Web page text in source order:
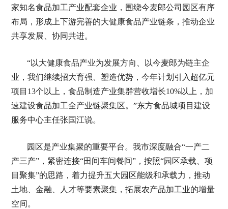
家知名食品加工产业配套企业，围绕今麦郎公司园区有序
布局，形成上下游完善的大健康食品产业链条，推动企业
共享发展、协同共进。
“以大健康食品产业为发展方向、以今麦郎为链主企
业，我们继续招大育强、塑造优势，今年计划引入超亿元
项目13个以上，食品制造产业集群营收增长10%以上，加
速建设食品加工全产业链聚集区。”东方食品城项目建设
服务中心主任张国江说。
园区是产业集聚的重要平台。我市深度融合“一产二
产三产”，紧密连接“田间车间餐间”，按照“园区承载、项
目聚集”的思路，着力提升五大园区能级和承载力，推动
土地、金融、人才等要素聚集，拓展农产品加工业的增量
空间。